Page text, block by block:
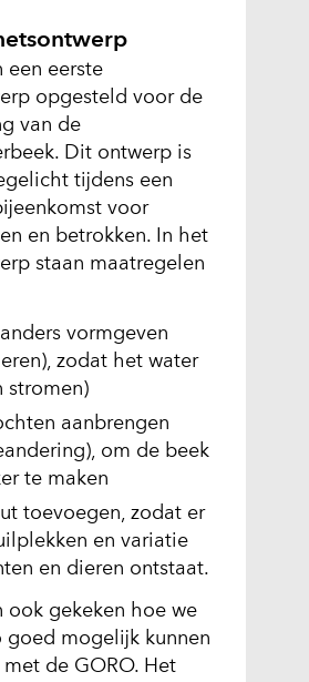
een eerste
opgesteld voor de
van de
Dit ontwerp is
tijdens een
voor
en betrokken. In het
staan maatregelen
vormgeven
zodat het water
stromen)
aanbrengen
om de beek
te maken
toevoegen, zodat er
en variatie
en dieren ontstaat.
ook gekeken hoe we
goed mogelijk kunnen
de GORO. Het